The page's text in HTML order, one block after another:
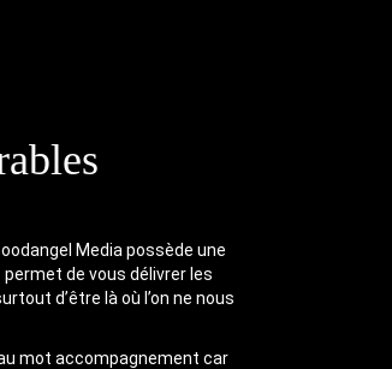
Media possède une
de vous délivrer les
d’être là où l’on ne nous
mot accompagnement car